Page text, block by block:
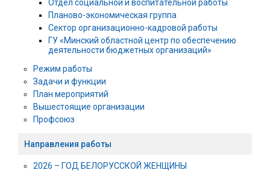
Отдел социальной и воспитательной работы
Планово-экономическая группа
Сектор организационно-кадровой работы
ГУ «Минский областной центр по обеспечению
деятельности бюджетных организаций»
Режим работы
Задачи и функции
План мероприятий
Вышестоящие организации
Профсоюз
Направления работы
2026 – ГОД БЕЛОРУССКОЙ ЖЕНЩИНЫ